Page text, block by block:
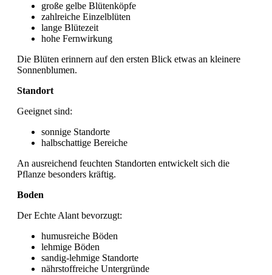
große gelbe Blütenköpfe
zahlreiche Einzelblüten
lange Blütezeit
hohe Fernwirkung
Die Blüten erinnern auf den ersten Blick etwas an kleinere
Sonnenblumen.
Standort
Geeignet sind:
sonnige Standorte
halbschattige Bereiche
An ausreichend feuchten Standorten entwickelt sich die
Pflanze besonders kräftig.
Boden
Der Echte Alant bevorzugt:
humusreiche Böden
lehmige Böden
sandig-lehmige Standorte
nährstoffreiche Untergründe